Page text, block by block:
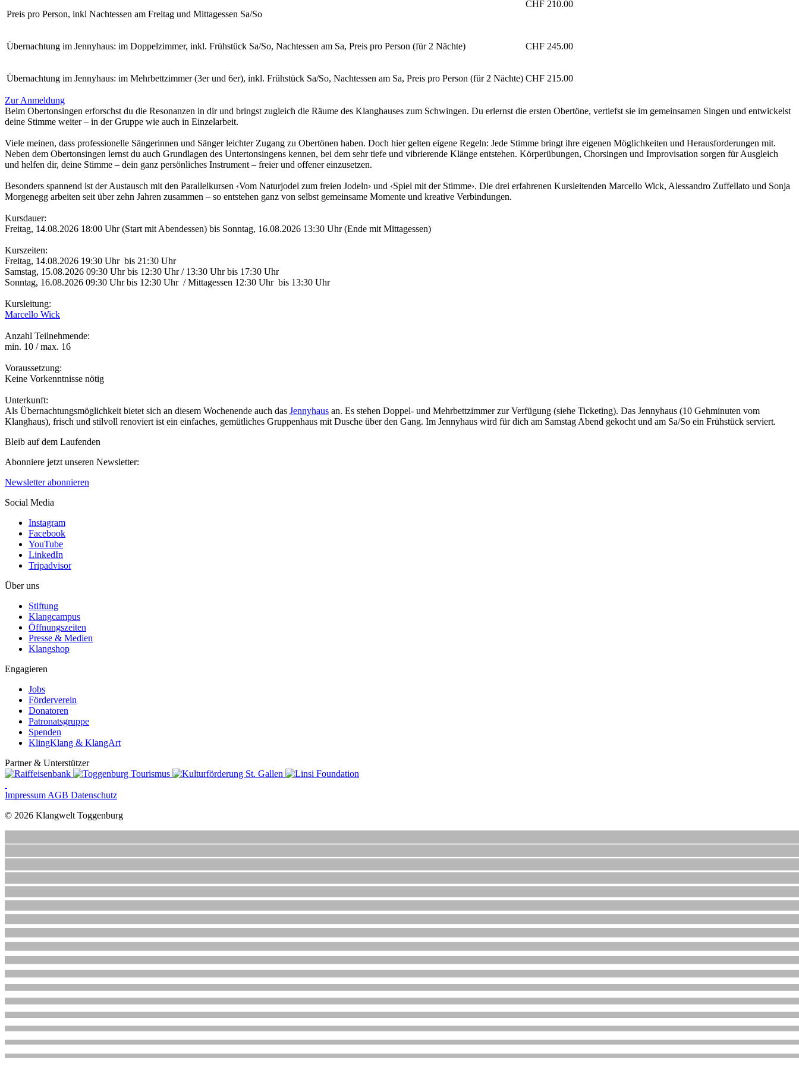
Preis pro Person, inkl Nachtessen am Freitag und Mittagessen Sa/So
CHF 210.00
Übernachtung im Jennyhaus: im Doppelzimmer, inkl. Frühstück Sa/So, Nachtessen am Sa, Preis pro Person (für 2 Nächte) CHF 245.00
Übernachtung im Jennyhaus: im Mehrbettzimmer (3er und 6er), inkl. Frühstück Sa/So, Nachtessen am Sa, Preis pro Person (für 2 Nächte) CHF 215.00
Zur Anmeldung
Beim Obertonsingen erforschst du die Resonanzen in dir und bringst zugleich die Räume des Klanghauses zum Schwingen. Du erlernst die ersten Obertöne, vertiefst sie im gemeinsamen Singen und entwickelst
deine Stimme weiter – in der Gruppe wie auch in Einzelarbeit.
Viele meinen, dass professionelle Sängerinnen und Sänger leichter Zugang zu Obertönen haben. Doch hier gelten eigene Regeln: Jede Stimme bringt ihre eigenen Möglichkeiten und Herausforderungen mit.
Neben dem Obertonsingen lernst du auch Grundlagen des Untertonsingens kennen, bei dem sehr tiefe und vibrierende Klänge entstehen. Körperübungen, Chorsingen und Improvisation sorgen für Ausgleich
und helfen dir, deine Stimme – dein ganz persönliches Instrument – freier und offener einzusetzen.
Besonders spannend ist der Austausch mit den Parallelkursen ‹Vom Naturjodel zum freien Jodeln› und ‹Spiel mit der Stimme›. Die drei erfahrenen Kursleitenden Marcello Wick, Alessandro Zuffellato und Sonja
Morgenegg arbeiten seit über zehn Jahren zusammen – so entstehen ganz von selbst gemeinsame Momente und kreative Verbindungen.
Kursdauer:
Freitag, 14.08.2026 18:00 Uhr (Start mit Abendessen) bis Sonntag, 16.08.2026 13:30 Uhr (Ende mit Mittagessen)
Kurszeiten:
Freitag, 14.08.2026 19:30 Uhr bis 21:30 Uhr
Samstag, 15.08.2026 09:30 Uhr bis 12:30 Uhr / 13:30 Uhr bis 17:30 Uhr
Sonntag, 16.08.2026 09:30 Uhr bis 12:30 Uhr / Mittagessen 12:30 Uhr bis 13:30 Uhr
Kursleitung:
Marcello Wick
Anzahl Teilnehmende:
min. 10 / max. 16
Voraussetzung:
Keine Vorkenntnisse nötig
Unterkunft:
Als Übernachtungsmöglichkeit bietet sich an diesem Wochenende auch das Jennyhaus an. Es stehen Doppel- und Mehrbettzimmer zur Verfügung (siehe Ticketing). Das Jennyhaus (10 Gehminuten vom
Klanghaus), frisch und stilvoll renoviert ist ein einfaches, gemütliches Gruppenhaus mit Dusche über den Gang. Im Jennyhaus wird für dich am Samstag Abend gekocht und am Sa/So ein Frühstück serviert.
Bleib auf dem Laufenden
Abonniere jetzt unseren Newsletter:
Newsletter abonnieren
Social Media
Instagram
Facebook
YouTube
LinkedIn
Tripadvisor
Über uns
Stiftung
Klangcampus
Öffnungszeiten
Presse & Medien
Klangshop
Engagieren
Jobs
Förderverein
Donatoren
Patronatsgruppe
Spenden
KlingKlang & KlangArt
Partner & Unterstützer
Impressum AGB Datenschutz
© 2026 Klangwelt Toggenburg